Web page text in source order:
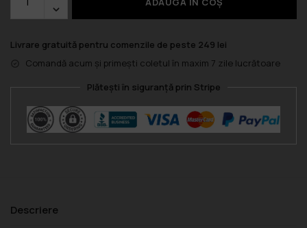
Livrare gratuită pentru comenzile de peste 249 lei
Comandă acum și primești coletul în maxim 7 zile lucrătoare
Plătești în siguranță prin Stripe
Descriere